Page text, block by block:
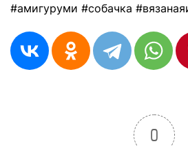
#амигуруми #собачка
0